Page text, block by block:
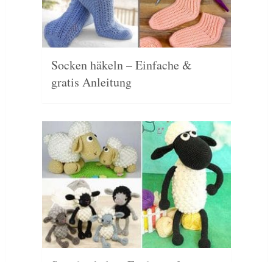
Socken häkeln – Einfache &
gratis Anleitung